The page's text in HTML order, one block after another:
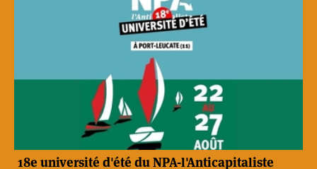
18e université d'été du NPA-l'Anticapitaliste